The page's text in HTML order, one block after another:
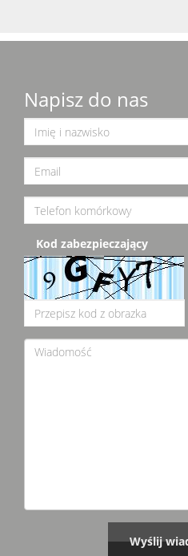
Napisz do nas
Kod zabezpieczający